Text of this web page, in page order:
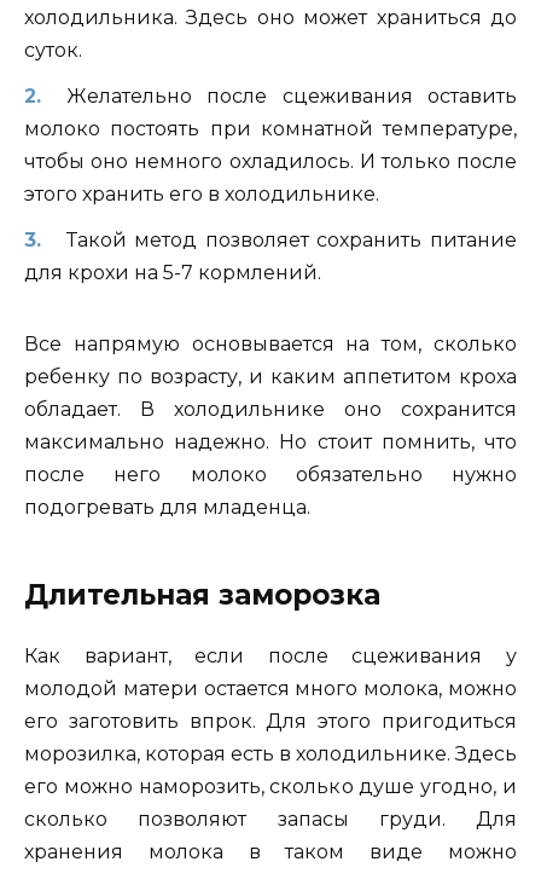
холодильника. Здесь оно может храниться до
суток.
Желательно после сцеживания оставить
молоко постоять при комнатной температуре,
чтобы оно немного охладилось. И только после
этого хранить его в холодильнике.
Такой метод позволяет сохранить питание
для крохи на 5-7 кормлений.
Все напрямую основывается на том, сколько
ребенку по возрасту, и каким аппетитом кроха
обладает. В холодильнике оно сохранится
максимально надежно. Но стоит помнить, что
после него молоко обязательно нужно
подогревать для младенца.
Длительная заморозка
Как вариант, если после сцеживания у
молодой матери остается много молока, можно
его заготовить впрок. Для этого пригодиться
морозилка, которая есть в холодильнике. Здесь
его можно наморозить, сколько душе угодно, и
сколько позволяют запасы груди. Для
хранения молока в таком виде можно